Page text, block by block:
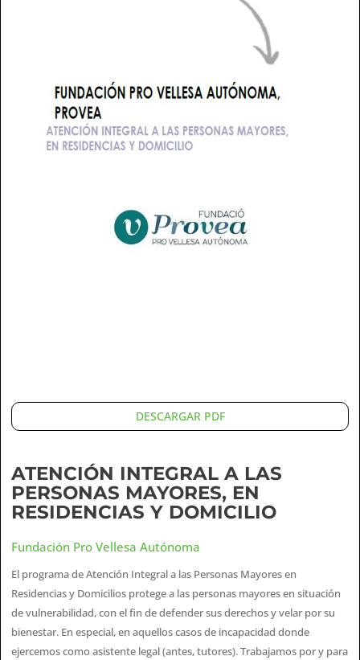
DESCARGAR PDF
ATENCIÓN INTEGRAL A LAS
PERSONAS MAYORES, EN
RESIDENCIAS Y DOMICILIO
Fundación Pro Vellesa Autónoma
El programa de Atención Integral a las Personas Mayores en
Residencias y Domicilios protege a las personas mayores en situación
de vulnerabilidad, con el fin de defender sus derechos y velar por su
bienestar. En especial, en aquellos casos de incapacidad donde
ejercemos como asistente legal (antes, tutores). Trabajamos por y para